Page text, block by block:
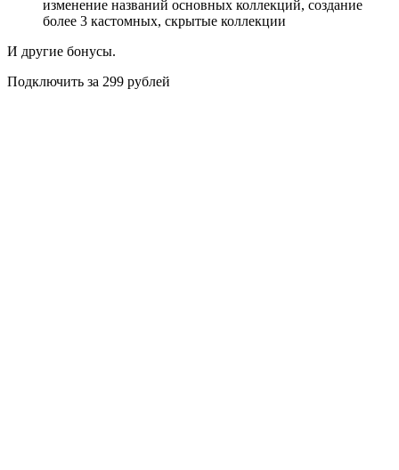
изменение названий основных коллекций, создание
более 3 кастомных, скрытые коллекции
И другие бонусы.
Подключить за 299 рублей